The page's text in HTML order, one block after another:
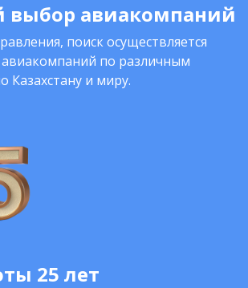
выбор авиакомпаний
поиск осуществляется
авиакомпаний по различным
Казахстану и миру.
25 лет